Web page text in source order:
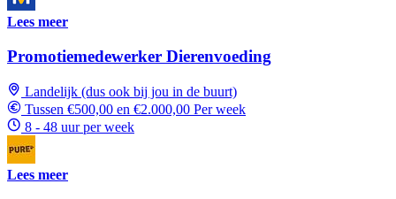
Lees meer
Promotiemedewerker Dierenvoeding
Landelijk (dus ook bij jou in de buurt)
Tussen €500,00 en €2.000,00 Per week
8 - 48 uur per week
Lees meer